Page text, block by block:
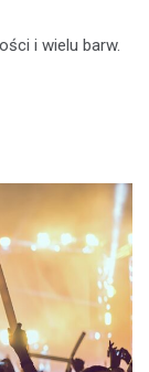
i wielu barw.